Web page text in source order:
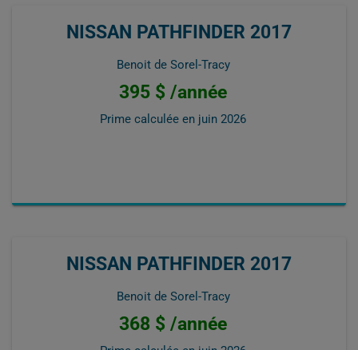
NISSAN PATHFINDER 2017
Benoit de Sorel-Tracy
395 $ /année
Prime calculée en juin 2026
NISSAN PATHFINDER 2017
Benoit de Sorel-Tracy
368 $ /année